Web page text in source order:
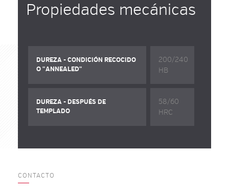
Propiedades mecánicas
DUREZA - CONDICIÓN RECOCIDO
O "ANNEALED"
200/240
HB
DUREZA - DESPUÉS DE
TEMPLADO
58/60
HRC
CONTACTO